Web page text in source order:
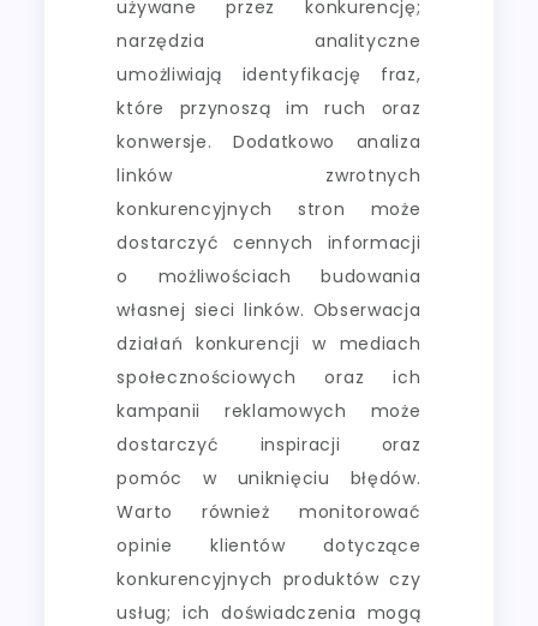
używane przez konkurencję;
narzędzia analityczne
umożliwiają identyfikację fraz,
które przynoszą im ruch oraz
konwersje. Dodatkowo analiza
linków zwrotnych
konkurencyjnych stron może
dostarczyć cennych informacji
o możliwościach budowania
własnej sieci linków. Obserwacja
działań konkurencji w mediach
społecznościowych oraz ich
kampanii reklamowych może
dostarczyć inspiracji oraz
pomóc w uniknięciu błędów.
Warto również monitorować
opinie klientów dotyczące
konkurencyjnych produktów czy
usług; ich doświadczenia mogą